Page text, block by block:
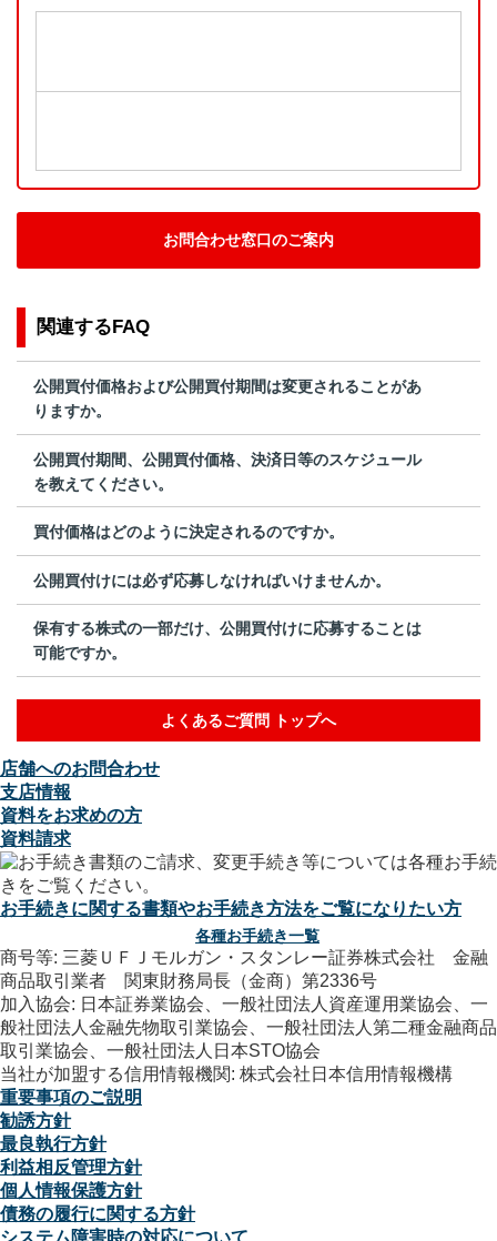
お問合わせ窓口のご案内
関連するFAQ
公開買付価格および公開買付期間は変更されることがあ
りますか。
公開買付期間、公開買付価格、決済日等のスケジュール
を教えてください。
買付価格はどのように決定されるのですか。
公開買付けには必ず応募しなければいけませんか。
保有する株式の一部だけ、公開買付けに応募することは
可能ですか。
よくあるご質問 トップへ
店舗へのお問合わせ
支店情報
資料をお求めの方
資料請求
お手続きに関する書類やお手続き方法をご覧になりたい方
各種お手続き一覧
商号等: 三菱ＵＦＪモルガン・スタンレー証券株式会社 金融
商品取引業者 関東財務局長（金商）第2336号
加入協会: 日本証券業協会、一般社団法人資産運用業協会、一
般社団法人金融先物取引業協会、一般社団法人第二種金融商品
取引業協会、一般社団法人日本STO協会
当社が加盟する信用情報機関: 株式会社日本信用情報機構
重要事項のご説明
勧誘方針
最良執行方針
利益相反管理方針
個人情報保護方針
債務の履行に関する方針